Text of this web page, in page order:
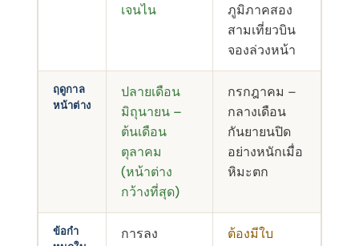
เจนไน
ภูมิภาคสอง
สามเที่ยวบิน
จองล่วงหน้า
ฤดูกาล
หน้าต่าง
ปลายเดือน
มิถุนายน –
ต้นเดือน
ตุลาคม
(หน้าต่าง
กว้างที่สุด)
กรกฎาคม –
กลางเดือน
กันยายนปิด
อย่างหนักเมื่อ
หิมะตก
ข้อกํา
การลง
ต้องมีใบ